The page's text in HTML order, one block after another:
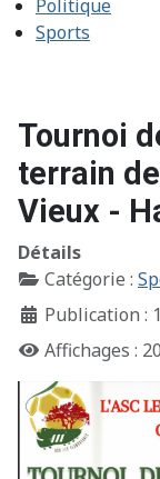
Politique
Sports
Tournoi
terrain
Vieux -
Détails
Catégorie :
Publication :
Affichages :